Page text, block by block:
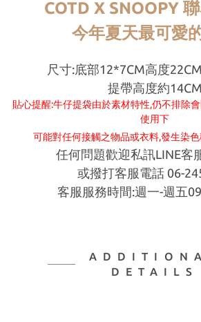
COTD X SNOOPY
今年夏天最可愛
尺寸:底部12*7CM高度
提帶高度約14CM
貼心提醒:牛仔提袋由於素材特性,仍不排除
使用下
可能對任何接觸之物品或衣料,發生染
任何問題歡迎私訊LINE客
或撥打客服電話 06-
客服服務時間:週一-週五
DETAILS